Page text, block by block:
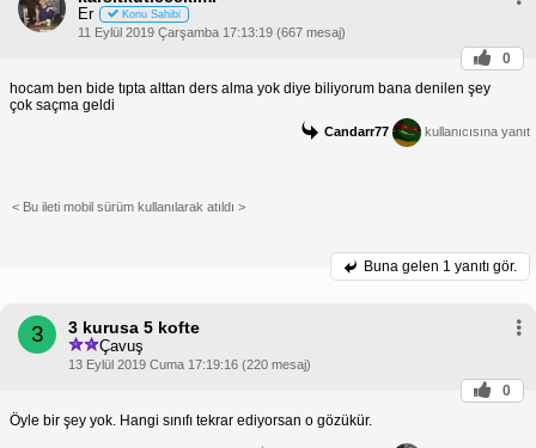
Er Konu Sahibi
11 Eylül 2019 Çarşamba 17:13:19 (667 mesaj)
0
hocam ben bide tıpta alttan ders alma yok diye biliyorum bana denilen şey
çok saçma geldi
Candarr77 kullanıcısına yanıt
< Bu ileti mobil sürüm kullanılarak atıldı >
Buna gelen 1 yanıtı gör.
3 3 kurusa 5 kofte
Çavuş
13 Eylül 2019 Cuma 17:19:16 (220 mesaj)
0
Öyle bir şey yok. Hangi sınıfı tekrar ediyorsan o gözükür.